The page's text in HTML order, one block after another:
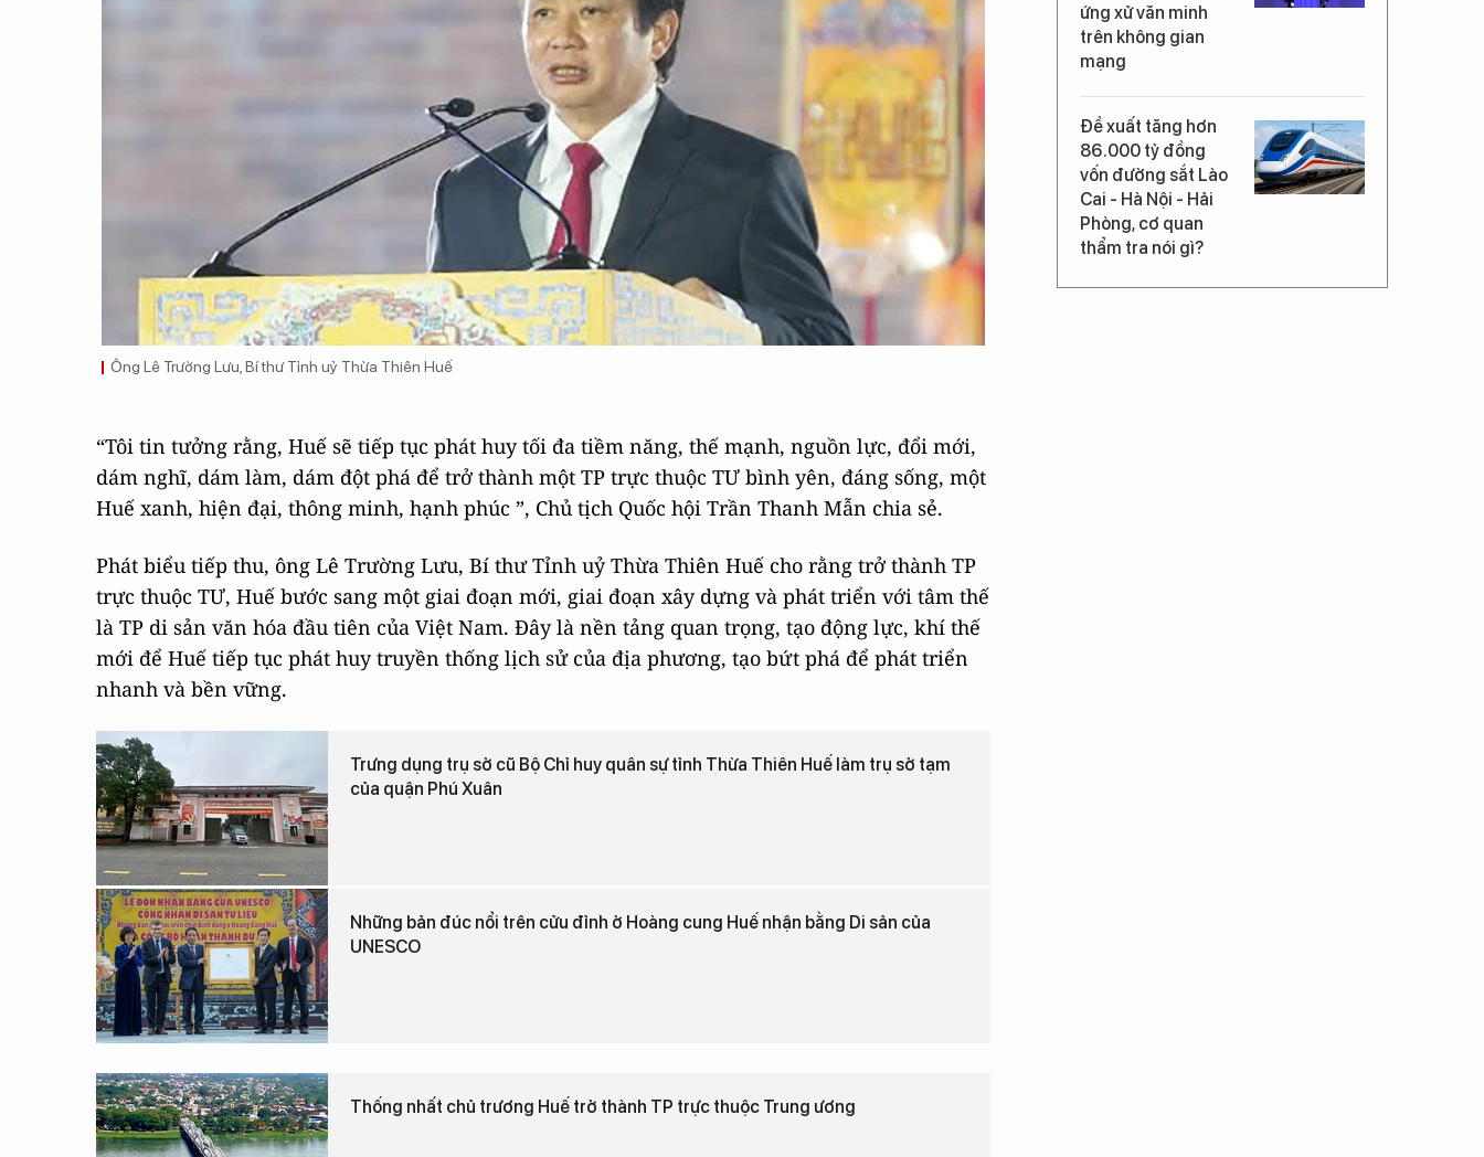
Ông Lê Trường Lưu, Bí thư Tỉnh uỷ Thừa Thiên Huế
“Tôi tin tưởng rằng, Huế sẽ tiếp tục phát huy tối đa tiềm năng, thế mạnh, nguồn lực, đổi mới,
dám nghĩ, dám làm, dám đột phá để trở thành một TP trực thuộc TƯ bình yên, đáng sống, một
Huế xanh, hiện đại, thông minh, hạnh phúc ”, Chủ tịch Quốc hội Trần Thanh Mẫn chia sẻ.
Phát biểu tiếp thu, ông Lê Trường Lưu, Bí thư Tỉnh uỷ Thừa Thiên Huế cho rằng trở thành TP
trực thuộc TƯ, Huế bước sang một giai đoạn mới, giai đoạn xây dựng và phát triển với tâm thế
là TP di sản văn hóa đầu tiên của Việt Nam. Đây là nền tảng quan trọng, tạo động lực, khí thế
mới để Huế tiếp tục phát huy truyền thống lịch sử của địa phương, tạo bứt phá để phát triển
nhanh và bền vững.
Trưng dụng trụ sở cũ Bộ Chỉ huy quân sự tỉnh Thừa Thiên Huế làm trụ sở tạm
của quận Phú Xuân
Những bản đúc nổi trên cửu đỉnh ở Hoàng cung Huế nhận bằng Di sản của
UNESCO
Thống nhất chủ trương Huế trở thành TP trực thuộc Trung ương
ứng xử văn minh
trên không gian
mạng
Đề xuất tăng hơn
86.000 tỷ đồng
vốn đường sắt Lào
Cai - Hà Nội - Hải
Phòng, cơ quan
thẩm tra nói gì?